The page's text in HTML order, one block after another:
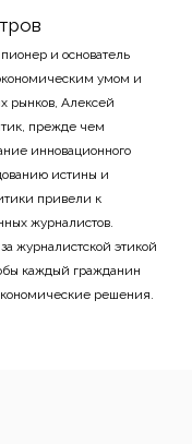
и основатель
умом и
рынков, Алексей
прежде чем
инновационного
истины и
привели к
журналистов.
журналистской этикой
каждый гражданин
решения.